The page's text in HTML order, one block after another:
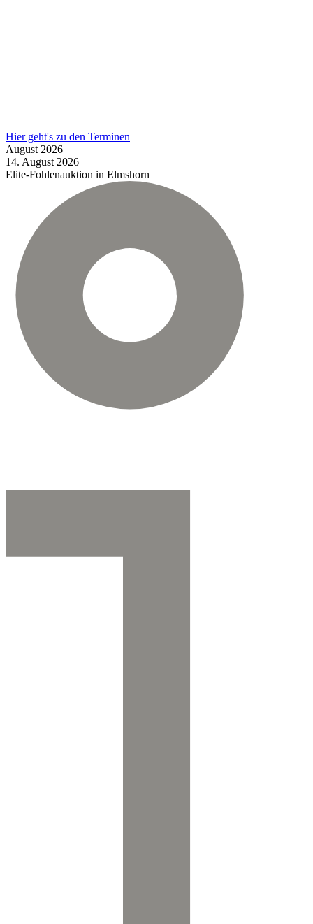
Hier geht's zu den Terminen
August 2026
14. August 2026
Elite-Fohlenauktion in Elmshorn